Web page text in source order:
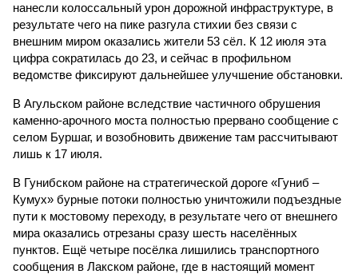
нанесли колоссальный урон дорожной инфраструктуре, в
результате чего на пике разгула стихии без связи с
внешним миром оказались жители 53 сёл. К 12 июля эта
цифра сократилась до 23, и сейчас в профильном
ведомстве фиксируют дальнейшее улучшение обстановки.
В Агульском районе вследствие частичного обрушения
каменно-арочного моста полностью прервано сообщение с
селом Буршаг, и возобновить движение там рассчитывают
лишь к 17 июля.
В Гунибском районе на стратегической дороге «Гуниб –
Кумух» бурные потоки полностью уничтожили подъездные
пути к мостовому переходу, в результате чего от внешнего
мира оказались отрезаны сразу шесть населённых
пунктов. Ещё четыре посёлка лишились транспортного
сообщения в Лакском районе, где в настоящий момент